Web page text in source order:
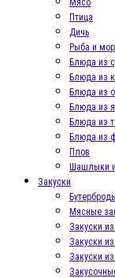
Мясо
Птица
Дичь
Рыба и
Блюда из
Блюда из
Блюда из
Блюда из
Блюда из
Блюда из
Плов
Шашлыки
Закуски
Мясные
Закуски
Закуски
Закуски